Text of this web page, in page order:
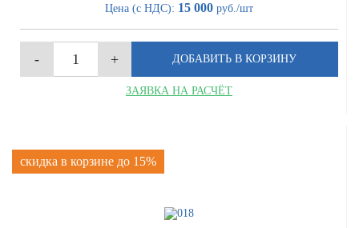
Цена (с НДС): 15 000 руб./шт
ЗАЯВКА НА РАСЧЁТ
скидка в корзине до 15%